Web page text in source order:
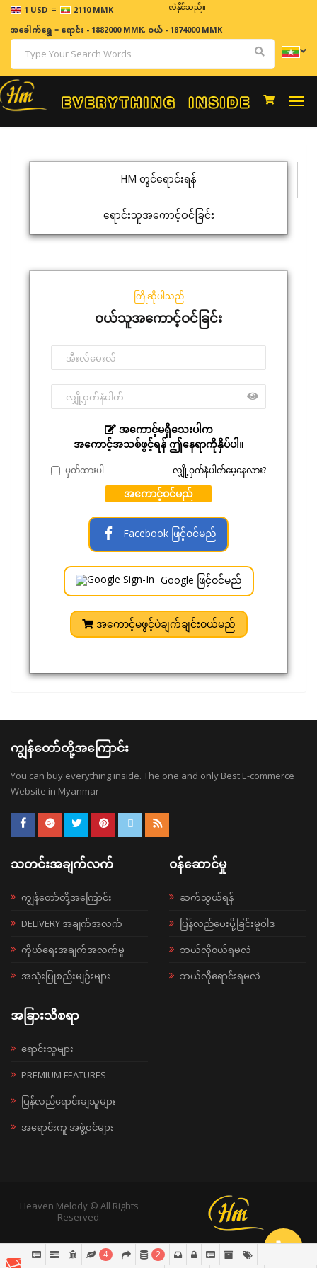
1 USD = 2110 MMK
ဈေးနှုန်းများသည် အချိန်နှင့် အမျှပြောင်းလဲနိုင်သည်။
အခေါက်ရွှေ=ရောင်း - 1882000 MMK, ဝယ် - 1874000 MMK
HM တွင်ရောင်းရန်
ရောင်းသူအကောင့်ဝင်ခြင်း
ကြိုဆိုပါသည်
ဝယ်သူအကောင့်ဝင်ခြင်း
အကောင့်မရှိသေးပါက
အကောင့်အသစ်ဖွင့်ရန် ဤနေရာကိုနှိပ်ပါ။
မှတ်ထားပါ လျှို့ဝှက်နံပါတ်မေ့နေလား?
အကောင့်ဝင်မည်
Facebook ဖြင့်ဝင်မည်
Google ဖြင့်ဝင်မည်
အကောင့်မဖွင့်ပဲချက်ချင်းဝယ်မည်
ကျွန်တော်တို့အကြောင်း
You can buy everything inside. The one and only Best E-commerce
Website in Myanmar
သတင်းအချက်လက်
ကျွန်တော်တို့အကြောင်း
DELIVERY အချက်အလက်
ကိုယ်ရေးအချက်အလက်မူ
အသုံးပြုစည်းမျဉ်းများ
ဝန်ဆောင်မှု
ဆက်သွယ်ရန်
ပြန်လည်ပေးပို့ခြင်းမူဝါဒ
ဘယ်လို၀ယ်ရမလဲ
ဘယ်လိုရောင်းရမလဲ
အခြားသိစရာ
ရောင်းသူများ
PREMIUM FEATURES
ပြန်လည်ရောင်းချသူများ
အရောင်းကူ အဖွဲ့ဝင်များ
Heaven Melody © All Rights
Reserved.
4 2